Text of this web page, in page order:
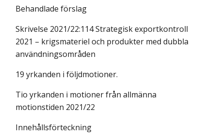
Behandlade förslag
Skrivelse 2021/22:114 Strategisk exportkontroll
2021 – krigsmateriel och produkter med dubbla
användningsområden
19 yrkanden i följdmotioner.
Tio yrkanden i motioner från allmänna
motionstiden 2021/22
Innehållsförteckning